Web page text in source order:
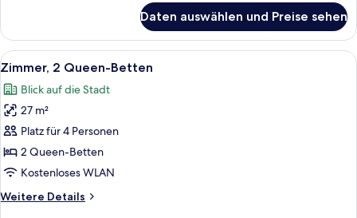
Roll-
In
Shwr)
anzeigen
1 King-
Bett
(Mobility/Hearing
Roll-
In
Shwr)
Daten auswählen und Preise sehen
Alle
Fotos
für
Zimmer,
2 Queen-
Betten
anzeigen
Ein Hotelzimmer mit zwei Betten,
6
Zimmer, 2 Queen-Betten
Blick auf die Stadt
27 m²
Platz für 4 Personen
2 Queen-Betten
Kostenloses WLAN
Weitere Details
Weitere